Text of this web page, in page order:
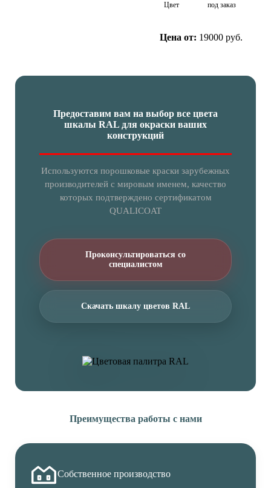
Цвет
под заказ
Цена от: 19000 руб.
Предоставим вам на выбор все цвета
шкалы RAL для окраски ваших
конструкций
Используются порошковые краски зарубежных
производителей с мировым именем, качество
которых подтверждено сертификатом
QUALICOAT
Проконсультироваться со
специалистом
Скачать шкалу цветов RAL
Преимущества работы с нами
Собственное производство